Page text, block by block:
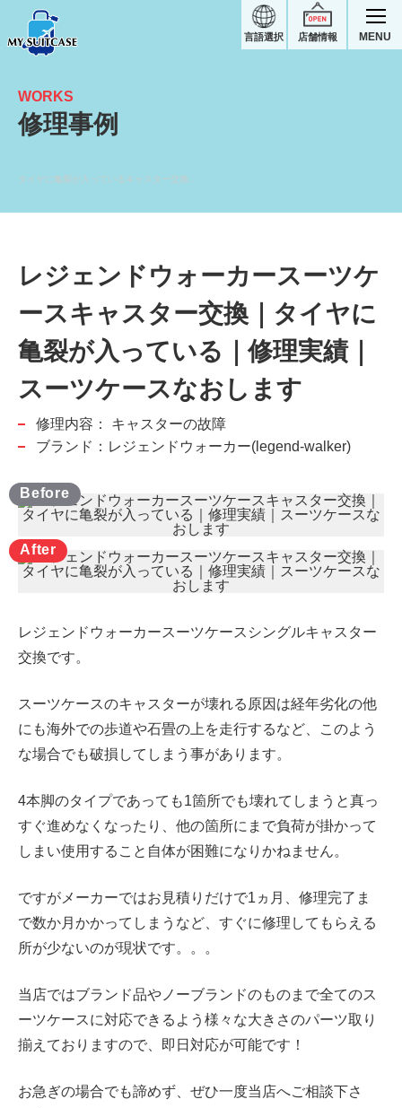
店舗情報
言語選択 MENU
WORKS
修理事例
レジェンドウォーカースーツケ
ースキャスター交換｜タイヤに
亀裂が入っている｜修理実績｜
スーツケースなおします
修理内容：
キャスターの故障
ブランド：レジェンドウォーカー(legend-walker)
レジェンドウォーカースーツケースシングルキャスター
交換です。
スーツケースのキャスターが壊れる原因は経年劣化の他
にも海外での歩道や石畳の上を走行するなど、このよう
な場合でも破損してしまう事があります。
4本脚のタイプであっても1箇所でも壊れてしまうと真っ
すぐ進めなくなったり、他の箇所にまで負荷が掛かって
しまい使用すること自体が困難になりかねません。
ですがメーカーではお見積りだけで1ヵ月、修理完了ま
で数か月かかってしまうなど、すぐに修理してもらえる
所が少ないのが現状です。。。
当店ではブランド品やノーブランドのものまで全てのス
ーツケースに対応できるよう様々な大きさのパーツ取り
揃えておりますので、即日対応が可能です！
お急ぎの場合でも諦めず、ぜひ一度当店へご相談下さ